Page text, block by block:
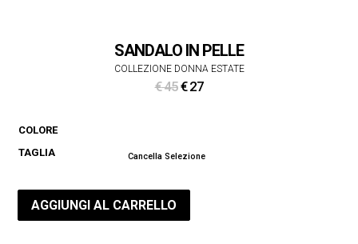
SANDALO IN PELLE
COLLEZIONE DONNA ESTATE
€45Il
€ 45.
€27Il
€ 27.
COLORE
TAGLIA
Cancella Selezione
AGGIUNGI AL CARRELLO